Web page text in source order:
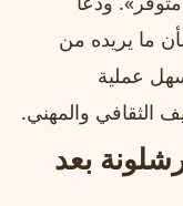
ما يريده من
عملية
الثقافي والمهني.
بعد